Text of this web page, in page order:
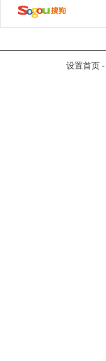
设置首页 -